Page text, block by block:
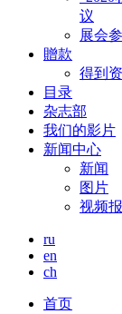
议
展会
贈款
得到
目录
杂志部
我们的影片
新闻中心
新闻
图片
视频
ru
en
ch
首页